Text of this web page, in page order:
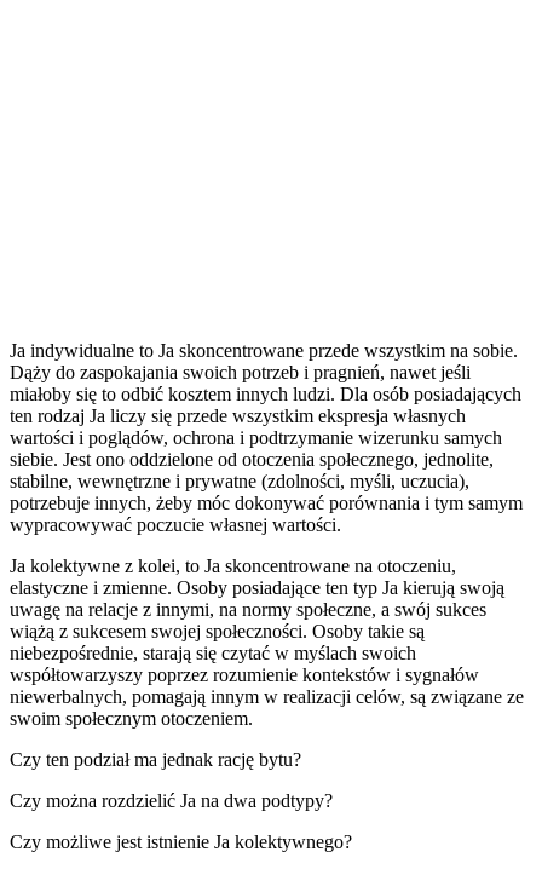
Ja indywidualne to Ja skoncentrowane przede wszystkim na sobie.
Dąży do zaspokajania swoich potrzeb i pragnień, nawet jeśli
miałoby się to odbić kosztem innych ludzi. Dla osób posiadających
ten rodzaj Ja liczy się przede wszystkim ekspresja własnych
wartości i poglądów, ochrona i podtrzymanie wizerunku samych
siebie. Jest ono oddzielone od otoczenia społecznego, jednolite,
stabilne, wewnętrzne i prywatne (zdolności, myśli, uczucia),
potrzebuje innych, żeby móc dokonywać porównania i tym samym
wypracowywać poczucie własnej wartości.
Ja kolektywne z kolei, to Ja skoncentrowane na otoczeniu,
elastyczne i zmienne. Osoby posiadające ten typ Ja kierują swoją
uwagę na relacje z innymi, na normy społeczne, a swój sukces
wiążą z sukcesem swojej społeczności. Osoby takie są
niebezpośrednie, starają się czytać w myślach swoich
współtowarzyszy poprzez rozumienie kontekstów i sygnałów
niewerbalnych, pomagają innym w realizacji celów, są związane ze
swoim społecznym otoczeniem.
Czy ten podział ma jednak rację bytu?
Czy można rozdzielić Ja na dwa podtypy?
Czy możliwe jest istnienie Ja kolektywnego?